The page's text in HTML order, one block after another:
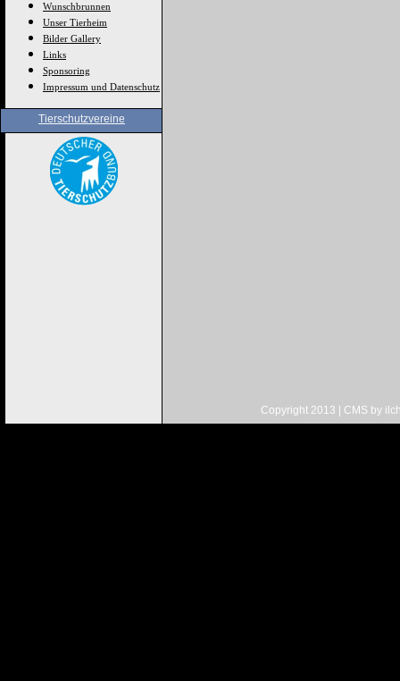
Wunschbrunnen
Unser Tierheim
Bilder Gallery
Links
Sponsoring
Impressum und Datenschutz
Tierschutzvereine
Copyright 2013 | CMS by